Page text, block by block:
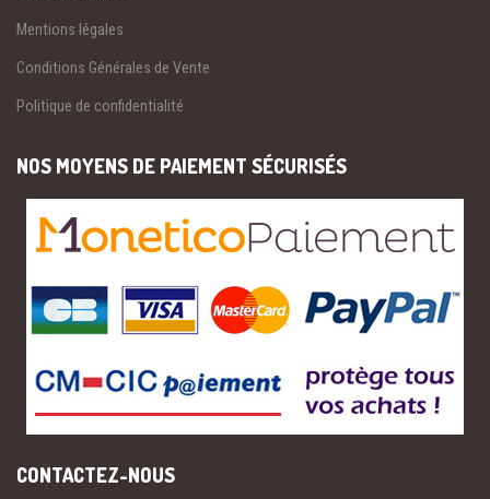
Mentions légales
Conditions Générales de Vente
Politique de confidentialité
NOS MOYENS DE PAIEMENT SÉCURISÉS
CONTACTEZ-NOUS